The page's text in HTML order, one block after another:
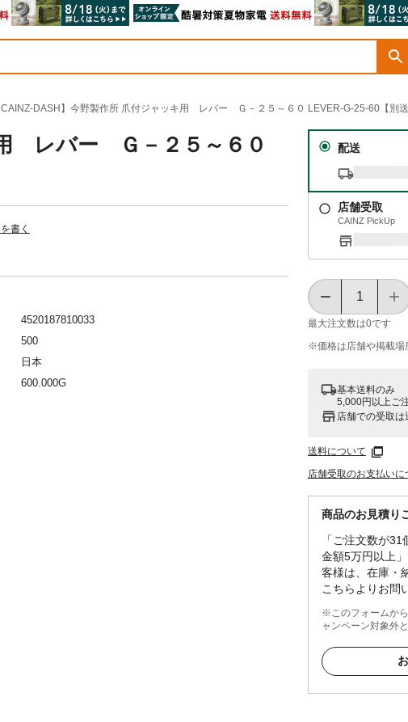
CAINZ-DASH】今野製作所 爪付ジャッキ用 レバー Ｇ－２５～６０ LEVER-G-25-60【別送
用 レバー Ｇ－２５～６０
書く
配送
店舗受取
CAINZ PickUp
最大注文数は0です
※価格は​店舗や​掲載場
基本送料のみ
5,000円以上ご
店舗での受取は
送料について
店舗受取のお支払いに
商品のお見積り
「ご注文数が
金額5万円以上
客様は、在庫・
こちらよりお問
※このフォームか
ャンペーン対象外
4520187810033
500
日本
600.000G